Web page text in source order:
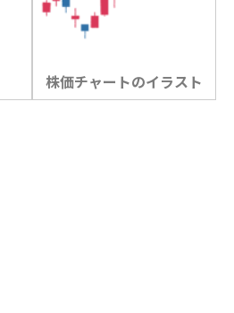
株価チャートのイラスト